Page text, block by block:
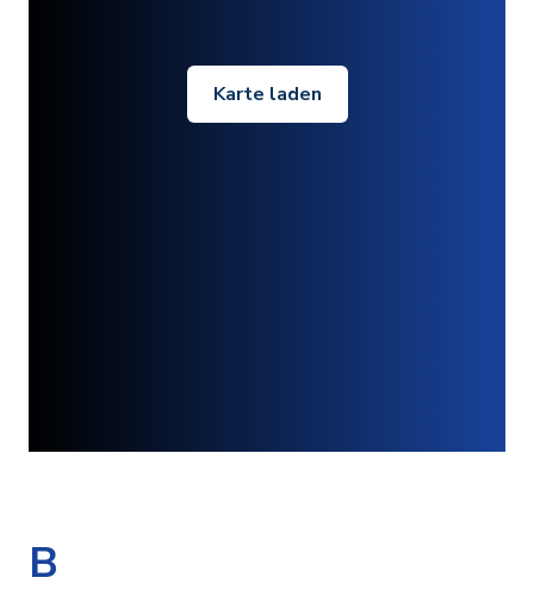
Karte laden
B